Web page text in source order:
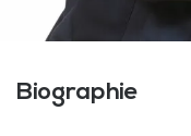
Biographie